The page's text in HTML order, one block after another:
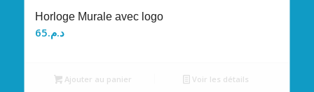
Horloge Murale avec logo
د.م.65
Ajouter au panier Voir les détails